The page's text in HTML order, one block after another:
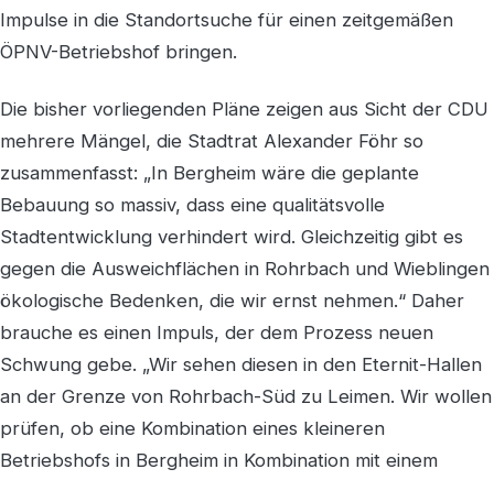
Impulse in die Standortsuche für einen zeitgemäßen
ÖPNV-Betriebshof bringen.
Die bisher vorliegenden Pläne zeigen aus Sicht der CDU
mehrere Mängel, die Stadtrat Alexander Föhr so
zusammenfasst: „In Bergheim wäre die geplante
Bebauung so massiv, dass eine qualitätsvolle
Stadtentwicklung verhindert wird. Gleichzeitig gibt es
gegen die Ausweichflächen in Rohrbach und Wieblingen
ökologische Bedenken, die wir ernst nehmen.“ Daher
brauche es einen Impuls, der dem Prozess neuen
Schwung gebe. „Wir sehen diesen in den Eternit-Hallen
an der Grenze von Rohrbach-Süd zu Leimen. Wir wollen
prüfen, ob eine Kombination eines kleineren
Betriebshofs in Bergheim in Kombination mit einem